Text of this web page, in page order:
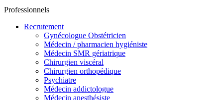
Professionnels
Recrutement
Gynécologue Obstétricien
Médecin / pharmacien hygiéniste
Médecin SMR gériatrique
Chirurgien viscéral
Chirurgien orthopédique
Psychiatre
Médecin addictologue
Médecin anesthésiste